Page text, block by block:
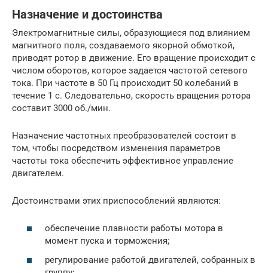
Назначение и достоинства
Электромагнитные силы, образующиеся под влиянием
магнитного поля, создаваемого якорной обмоткой,
приводят ротор в движение. Его вращение происходит с
числом оборотов, которое задается частотой сетевого
тока. При частоте в 50 Гц происходит 50 колебаний в
течение 1 с. Следовательно, скорость вращения ротора
составит 3000 об./мин.
Назначение частотных преобразователей состоит в
том, чтобы посредством изменения параметров
частоты тока обеспечить эффективное управление
двигателем.
Достоинствами этих приспособлений являются:
обеспечение плавности работы мотора в
момент пуска и торможения;
регулирование работой двигателей, собранных в